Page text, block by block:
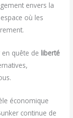
envers la
où les
quête de liberté
économique
continue de